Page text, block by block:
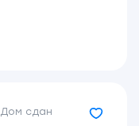
Дом сдан